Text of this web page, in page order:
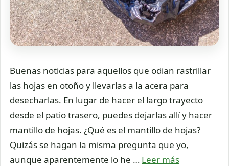
Buenas noticias para aquellos que odian rastrillar
las hojas en otoño y llevarlas a la acera para
desecharlas. En lugar de hacer el largo trayecto
desde el patio trasero, puedes dejarlas allí y hacer
mantillo de hojas. ¿Qué es el mantillo de hojas?
Quizás se hagan la misma pregunta que yo,
aunque aparentemente lo he … Leer más